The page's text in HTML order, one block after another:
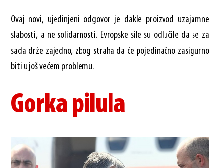
Ovaj novi, ujedinjeni odgovor je dakle proizvod uzajamne
slabosti, a ne solidarnosti. Evropske sile su odlučile da se za
sada drže zajedno, zbog straha da će pojedinačno zasigurno
biti u još većem problemu.
Gorka pilula